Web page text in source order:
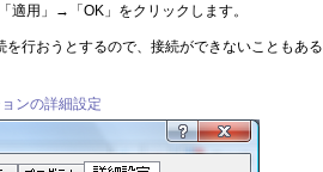
適用」→「OK」をクリックします。
行おうとするので、接続ができないこともある
ンの詳細設定